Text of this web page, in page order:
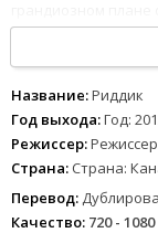
пути тогда, когда
12345 678
Название:Риддик
Год выхода:Год:
Режиссер:
Страна: Страна:
Перевод:
Качество: 720 - 1080